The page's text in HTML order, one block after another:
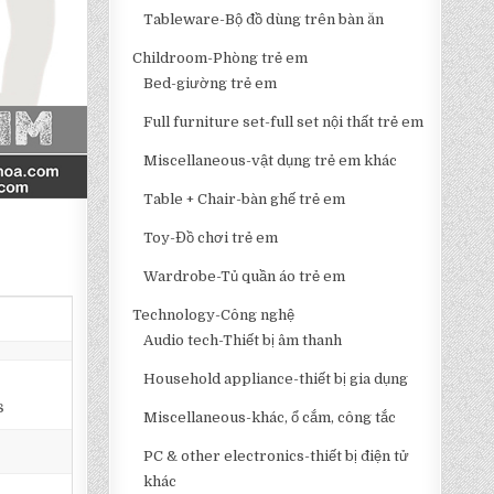
Tableware-Bộ đồ dùng trên bàn ăn
Childroom-Phòng trẻ em
Bed-giường trẻ em
Full furniture set-full set nội thất trẻ em
Miscellaneous-vật dụng trẻ em khác
Table + Chair-bàn ghế trẻ em
Toy-Đồ chơi trẻ em
Wardrobe-Tủ quần áo trẻ em
Technology-Công nghệ
Audio tech-Thiết bị âm thanh
Household appliance-thiết bị gia dụng
Miscellaneous-khác, ổ cắm, công tắc
PC & other electronics-thiết bị điện tử
khác